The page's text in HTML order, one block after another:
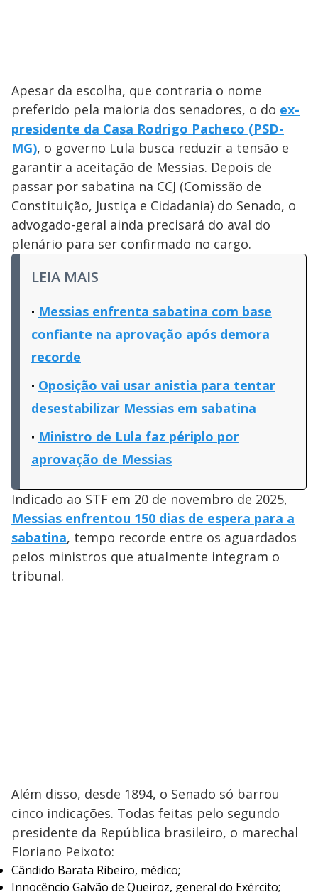
Apesar da escolha, que contraria o nome
preferido pela maioria dos senadores, o do ex-
presidente da Casa Rodrigo Pacheco (PSD-
MG), o governo Lula busca reduzir a tensão e
garantir a aceitação de Messias. Depois de
passar por sabatina na CCJ (Comissão de
Constituição, Justiça e Cidadania) do Senado, o
advogado-geral ainda precisará do aval do
plenário para ser confirmado no cargo.
LEIA MAIS
Messias enfrenta sabatina com base
confiante na aprovação após demora
recorde
Oposição vai usar anistia para tentar
desestabilizar Messias em sabatina
Ministro de Lula faz périplo por
aprovação de Messias
Indicado ao STF em 20 de novembro de 2025,
Messias enfrentou 150 dias de espera para a
sabatina, tempo recorde entre os aguardados
pelos ministros que atualmente integram o
tribunal.
Além disso, desde 1894, o Senado só barrou
cinco indicações. Todas feitas pelo segundo
presidente da República brasileiro, o marechal
Floriano Peixoto:
Cândido Barata Ribeiro, médico;
Innocêncio Galvão de Queiroz, general do Exército;